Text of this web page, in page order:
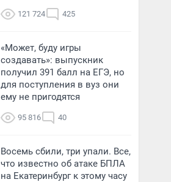
121 724 425
«Может, буду игры
создавать»: выпускник
получил 391 балл на ЕГЭ, но
для поступления в вуз они
ему не пригодятся
95 816 40
Восемь сбили, три упали. Все,
что известно об атаке БПЛА
на Екатеринбург к этому часу